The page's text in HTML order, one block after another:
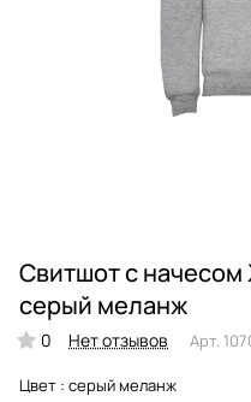
Свитшот с
серый меланж
0 Нет отзывов Арт.
Цвет : серый меланж